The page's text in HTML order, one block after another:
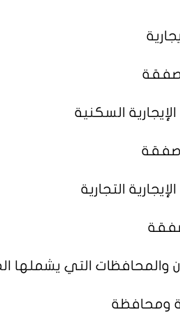
السكنية
التجارية
والمحافظات التي يشملها